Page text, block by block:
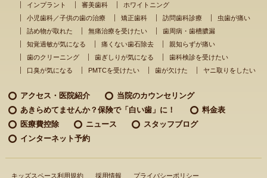
インプラント 審美歯科
ホワイトニング
小児歯科／子供の歯の治療
矯正歯科 訪問歯科診療
虫歯が痛い
詰め物が取れた
無痛治療を受けたい
歯周病・歯槽膿漏
知覚過敏が気になる
痛くない歯石除去
親知らずが痛い
歯のクリーニング
歯ぎしりが気になる
歯科検診を受けたい
口臭が気になる
PMTCを受けたい 歯が欠けた ヤニ取りをしたい
アクセス・医院紹介
当院のカウンセリング
あきらめてませんか？ 保険で「白い歯」に！
料金表
医療費控除
ニュース
スタッフブログ
インターネット予約
キッズスペース利用規約 採用情報 プライバシーポリシー